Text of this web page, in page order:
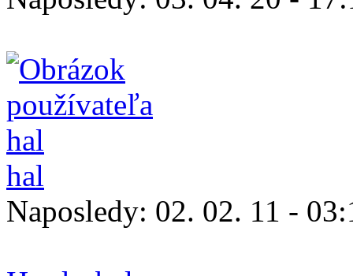
hal
Naposledy: 02. 02. 11 -